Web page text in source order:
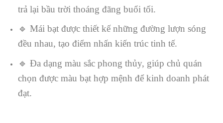
trả lại bầu trời thoáng đãng buổi tối.
🔹 Mái bạt được thiết kế những đường lượn sóng
đều nhau, tạo điểm nhấn kiến trúc tinh tế.
🔹 Đa dạng màu sắc phong thủy, giúp chủ quán
chọn được màu bạt hợp mệnh để kinh doanh phát
đạt.